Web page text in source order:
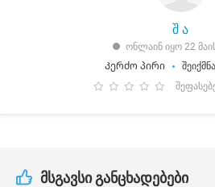
შ ა
ონლაინ იყო 22
Კერძო პირი
მსგავსი განცხადებები